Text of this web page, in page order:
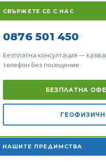
СВЪРЖЕТЕ СЕ С НАС
0876 501 450
Безплатна консултация —
телефон без посещение
БЕЗПЛАТНА
НАШИТЕ ПРЕДИМСТВА